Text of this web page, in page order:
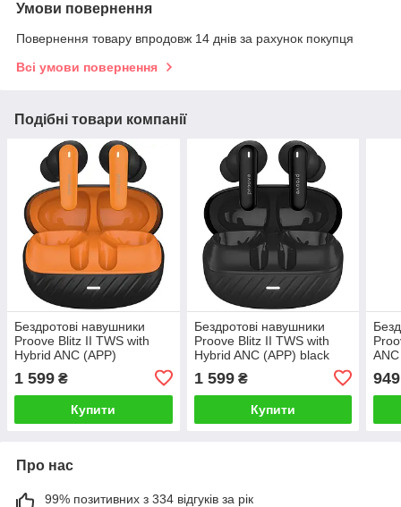
Умови повернення
Повернення товару впродовж 14 днів за рахунок покупця
Всі умови повернення
Подібні товари компанії
Бездротові навушники
Proove Blitz II TWS with
Hybrid ANC (APP)
1 599 ₴
Купити
Бездротові навушники
Proove Blitz II TWS with
Hybrid ANC (APP) black
1 599₴
Купити
949
Про нас
99% позитивних з 334 відгуків за рік